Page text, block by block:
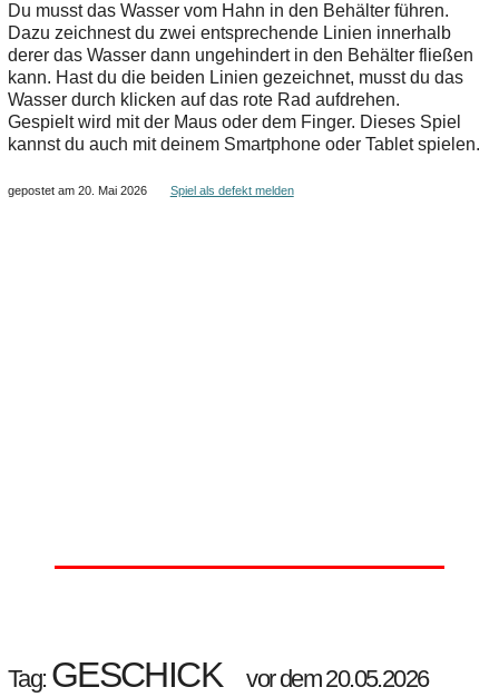
Du musst das Wasser vom Hahn in den Behälter führen.
Dazu zeichnest du zwei entsprechende Linien innerhalb
derer das Wasser dann ungehindert in den Behälter fließen
kann. Hast du die beiden Linien gezeichnet, musst du das
Wasser durch klicken auf das rote Rad aufdrehen.
Gespielt wird mit der Maus oder dem Finger. Dieses Spiel
kannst du auch mit deinem Smartphone oder Tablet spielen.
gepostet am 20. Mai 2026 Spiel als defekt melden
Tag: GESCHICKvor dem 20.05.2026